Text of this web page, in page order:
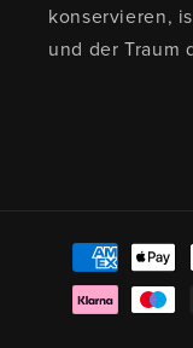
konservieren,
und der Traum